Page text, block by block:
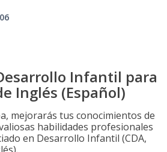
Infantil para
Inglés (Español)
mejorarás tus conocimientos de
habilidades profesionales
en Desarrollo Infantil (CDA,